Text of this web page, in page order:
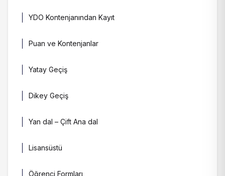
YDO Kontenjanından Kayıt
Puan ve Kontenjanlar
Yatay Geçiş
Dikey Geçiş
Yan dal – Çift Ana dal
Lisansüstü
Öğrenci Formları